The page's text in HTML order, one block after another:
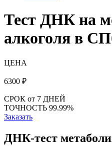
Тест ДНК на
алкоголя в
ЦЕНА
6300 ₽
СРОК от 7 ДНЕЙ
ТОЧНОСТЬ 99.99%
Заказать
ДНК-тест